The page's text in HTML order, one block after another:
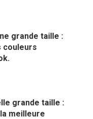
grande taille :
couleurs
grande taille :
meilleure